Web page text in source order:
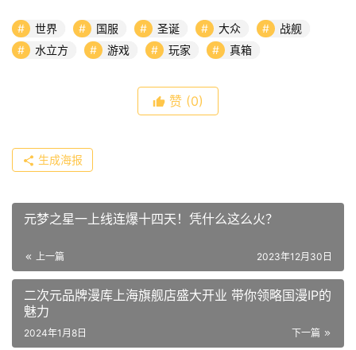
世界 国服 圣诞 大众
战舰
水立方
游戏 玩家 真箱
赞 (0)
生成海报
元梦之星一上线连爆十四天！凭什么这么火？
上一篇 2023年12月30日
二次元品牌漫库上海旗舰店盛大开业 带你领略国漫IP的
魅力
下一篇
2024年1月8日